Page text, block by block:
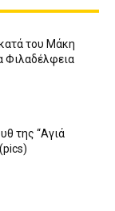
του Μάκη
Φιλαδέλφεια
της “Αγιά